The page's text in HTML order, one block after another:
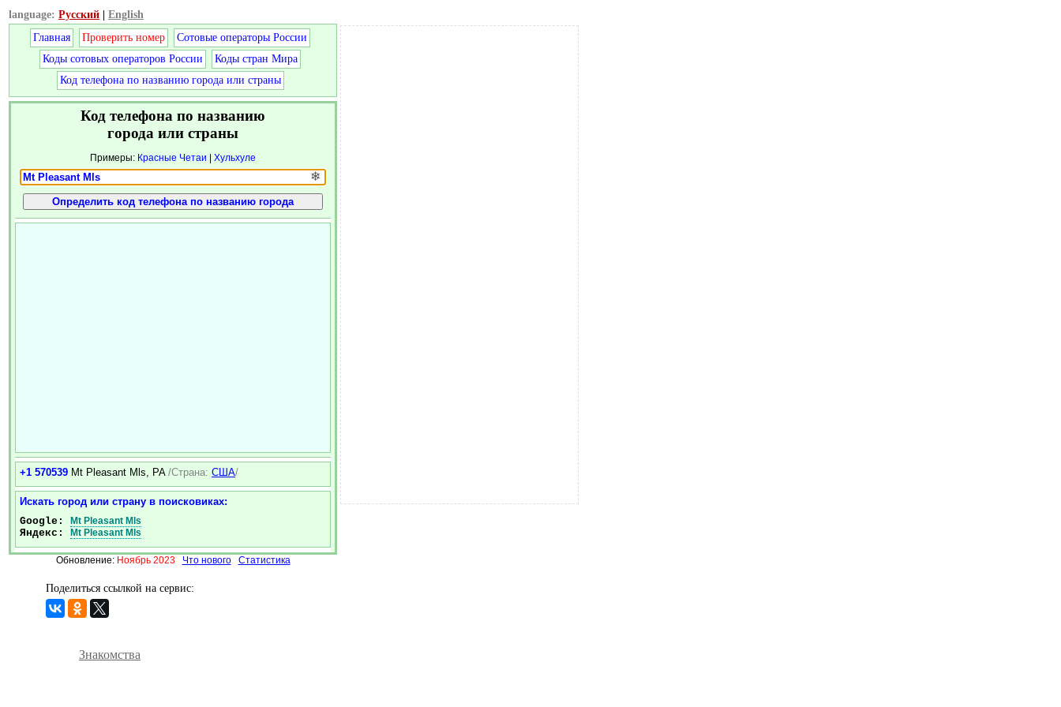
language: Русский
English
Главная
Проверить номер
Сотовые операторы России
Коды сотовых операторов России
Коды стран Мира
Код телефона по названию города или страны
Код телефона по названию
города или страны
Примеры: Красные Четаи | Хульхуле
❄
+1 570539 Mt Pleasant Mls, PA /Страна: США/
Искать город или страну в поисковиках:
Google: Mt Pleasant Mls
Яндекс: Mt Pleasant Mls
Обновление: Ноябрь 2023 Что нового Статистика
Поделиться ссылкой на сервис:
Знакомства